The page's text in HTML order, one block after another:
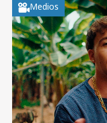
Medios